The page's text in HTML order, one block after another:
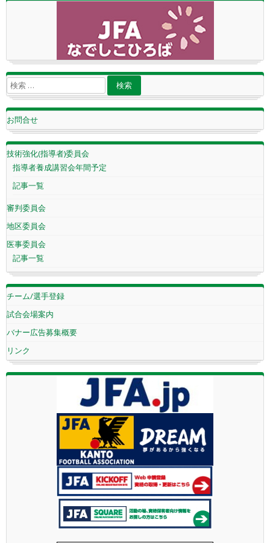
お問合せ
技術強化(指導者)委員会
指導者養成講習会年間予定
記事一覧
審判委員会
地区委員会
医事委員会
記事一覧
チーム/選手登録
試合会場案内
バナー広告募集概要
リンク